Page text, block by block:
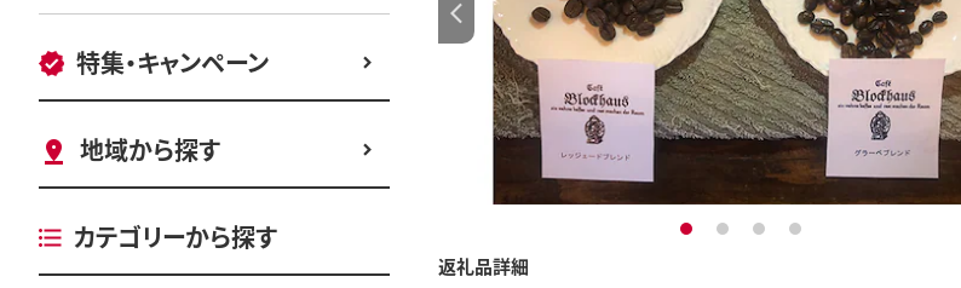
特集・キャンペーン
地域から探す
カテゴリーから探す 1 2 3 4
返礼品詳細